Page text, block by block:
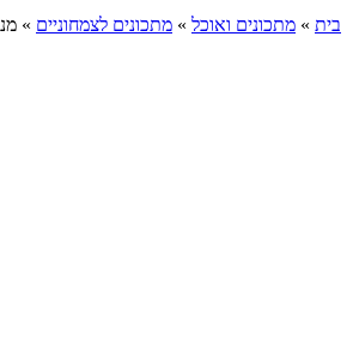
בית » מתכונים ואוכל » מתכונים לצמחוניים »